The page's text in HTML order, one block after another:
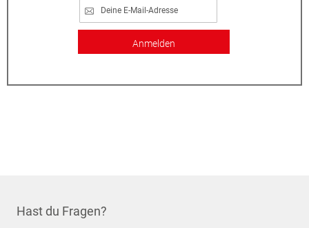
Anmelden
Hast du Fragen?